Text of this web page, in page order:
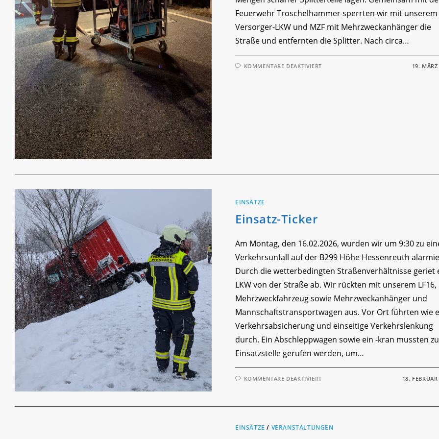
Feuerwehr Troschelhammer sperrten wir mit unserem
Versorger-LKW und MZF mit Mehrzweckanhänger die
Straße und entfernten die Splitter. Nach circa…
KOMMENTARE DEAKTIVIERTFÜR 19.
EINSÄTZE
Einsatz-Ticker
Am Montag, den 16.02.2026, wurden wir um 9:30 zu
Verkehrsunfall auf der B299 Höhe Hessenreuth
Durch die wetterbedingten Straßenverhältnisse geriet
LKW von der Straße ab. Wir rückten mit unserem LF16,
Mehrzweckfahrzeug sowie Mehrzweckanhänger und
Mannschaftstransportwagen aus. Vor Ort führten wie
Verkehrsabsicherung und einseitige Verkehrslenkung
durch. Ein Abschleppwagen sowie ein -kran mussten
Einsatzstelle gerufen werden, um…
KOMMENTARE DEAKTIVIERTFÜR 18.
EINSÄTZE / VERANSTALTUNGEN